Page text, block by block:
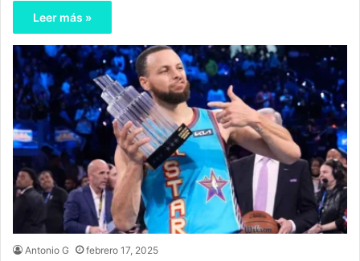
Leer más »
Antonio G febrero 17, 2025